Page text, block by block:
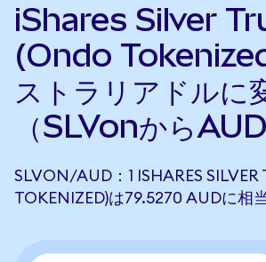
iShares Silver
(Ondo
ストラリアドルに
（SLVonからAUD
SLVON/AUD：1 ISHARES SILVER
TOKENIZED)は79.5270 AUDに相